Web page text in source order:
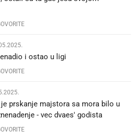
i ostao u ligi
je prskanje majstora sa mora bilo u
- vec dvaes' godista